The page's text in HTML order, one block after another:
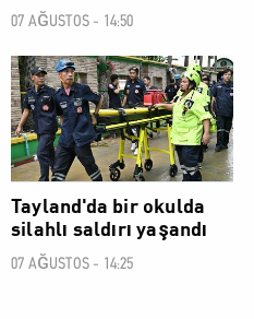
07 AĞUSTOS - 14:50
DÜNYA
Tayland'da bir okulda
silahlı saldırı yaşandı
07 AĞUSTOS - 14:25